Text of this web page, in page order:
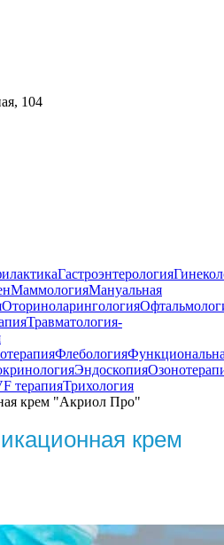
104
Гастроэнтерология
МаммологияМануальная
Оториноларингология
Травматология-
Флебология
Эндоскопия
терапияТрихология
крем "Акриол Про"
крем